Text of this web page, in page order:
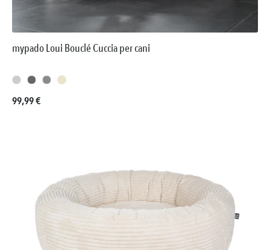
mypado Loui Bouclé Cuccia per cani
Prezzo normale:
99,99 €